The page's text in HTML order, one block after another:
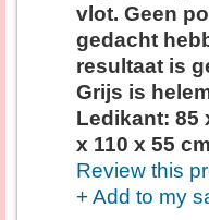
vlot. Geen
gedacht
resultaat is
Grijs is
Ledikant: 85
x 110 x 55 cm
Review this
+ Add to my